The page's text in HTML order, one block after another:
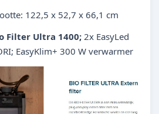
122,5 x 52,7 x 66,1 cm
Filter Ultra 1400;2x EasyLed
EasyKlim+ 300 W verwarmer